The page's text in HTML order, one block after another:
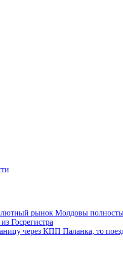
рынок Молдовы
Госрегистра
через КПП Паланка, то